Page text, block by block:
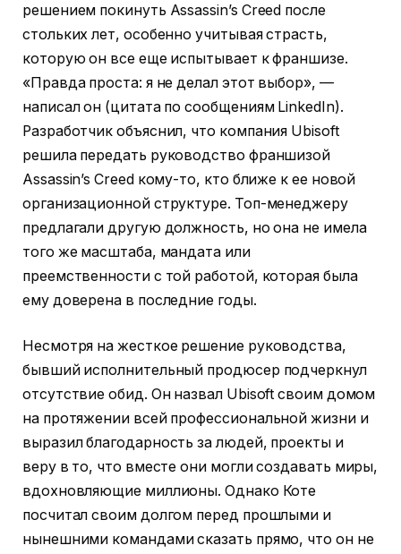
решением покинуть Assassin’s Creed после
стольких лет, особенно учитывая страсть,
которую он все еще испытывает к франшизе.
«Правда проста: я не делал этот выбор», —
написал он (цитата по сообщениям LinkedIn).
Разработчик объяснил, что компания Ubisoft
решила передать руководство франшизой
Assassin’s Creed кому-то, кто ближе к ее новой
организационной структуре. Топ-менеджеру
предлагали другую должность, но она не имела
того же масштаба, мандата или
преемственности с той работой, которая была
ему доверена в последние годы.
Несмотря на жесткое решение руководства,
бывший исполнительный продюсер подчеркнул
отсутствие обид. Он назвал Ubisoft своим домом
на протяжении всей профессиональной жизни и
выразил благодарность за людей, проекты и
веру в то, что вместе они могли создавать миры,
вдохновляющие миллионы. Однако Коте
посчитал своим долгом перед прошлыми и
нынешними командами сказать прямо, что он не